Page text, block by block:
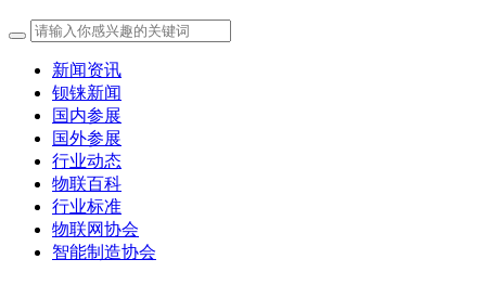
新闻资讯
钡铼新闻
国内参展
国外参展
行业动态
物联百科
行业标准
物联网协会
智能制造协会